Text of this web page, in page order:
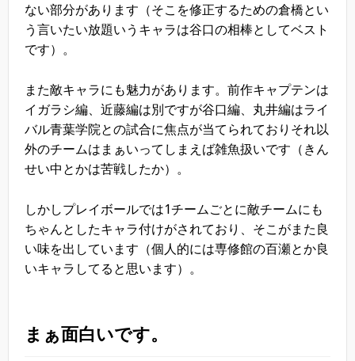
ない部分があります（そこを修正するための倉橋とい
う言いたい放題いうキャラは谷口の相棒としてベスト
です）。
また敵キャラにも魅力があります。前作キャプテンは
イガラシ編、近藤編は別ですが谷口編、丸井編はライ
バル青葉学院との試合に焦点が当てられておりそれ以
外のチームはまぁいってしまえば雑魚扱いです（きん
せい中とかは苦戦したか）。
しかしプレイボールでは1チームごとに敵チームにも
ちゃんとしたキャラ付けがされており、そこがまた良
い味を出しています（個人的には専修館の百瀬とか良
いキャラしてると思います）。
まぁ面白いです。